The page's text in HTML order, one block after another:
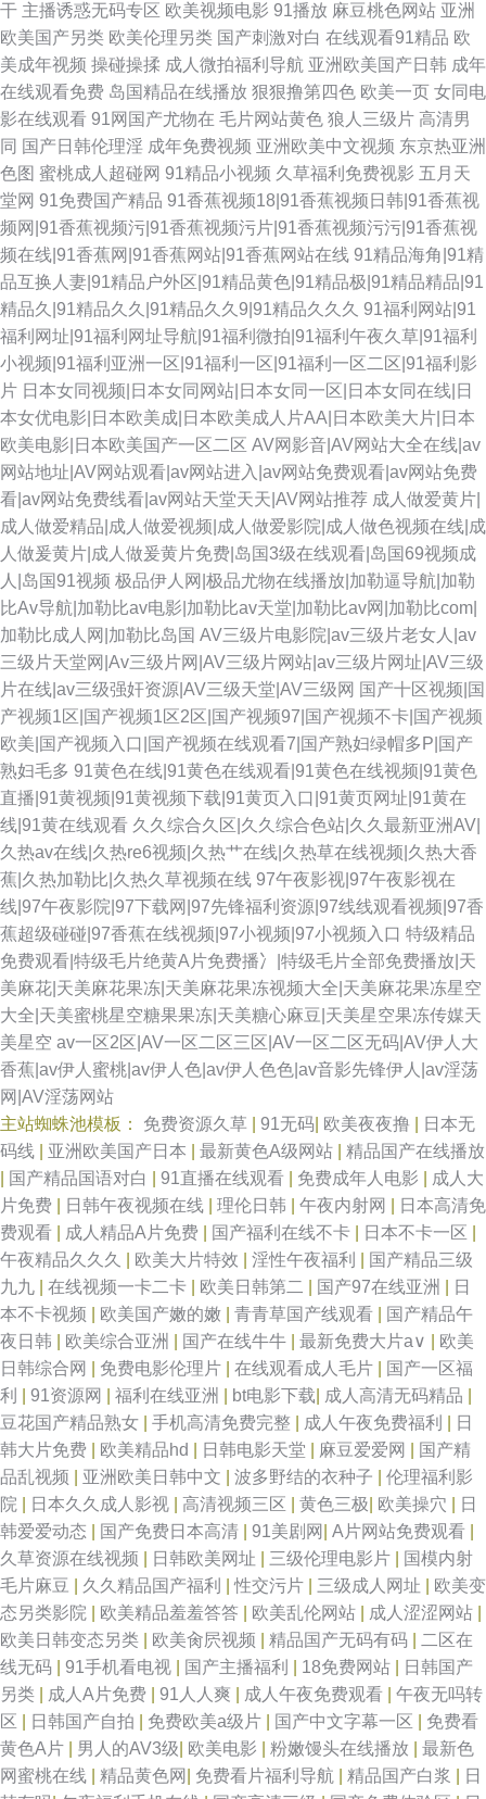
干 主播诱惑无码专区 欧美视频电影 91播放 麻豆桃色网站 亚洲
欧美国产另类 欧美伦理另类 国产刺激对白 在线观看91精品 欧
美成年视频 操碰操揉 成人微拍福利导航 亚洲欧美国产日韩 成年
在线观看免费 岛国精品在线播放 狠狠撸第四色 欧美一页 女同电
影在线观看 91网国产尤物在 毛片网站黄色 狼人三级片 高清男
同 国产日韩伦理淫 成年免费视频 亚洲欧美中文视频 东京热亚洲
色图 蜜桃成人超碰网 91精品小视频 久草福利免费视影 五月天
堂网 91免费国产精品 91香蕉视频18|91香蕉视频日韩|91香蕉视
频网|91香蕉视频污|91香蕉视频污片|91香蕉视频污污|91香蕉视
频在线|91香蕉网|91香蕉网站|91香蕉网站在线 91精品海角|91精
品互换人妻|91精品户外区|91精品黄色|91精品极|91精品精品|91
精品久|91精品久久|91精品久久9|91精品久久久 91福利网站|91
福利网址|91福利网址导航|91福利微拍|91福利午夜久草|91福利
小视频|91福利亚洲一区|91福利一区|91福利一区二区|91福利影
片 日本女同视频|日本女同网站|日本女同一区|日本女同在线|日
本女优电影|日本欧美成|日本欧美成人片AA|日本欧美大片|日本
欧美电影|日本欧美国产一区二区 AV网影音|AV网站大全在线|av
网站地址|AV网站观看|av网站进入|av网站免费观看|av网站免费
看|av网站免费线看|av网站天堂天天|AV网站推荐 成人做爱黄片|
成人做爱精品|成人做爱视频|成人做爱影院|成人做色视频在线|成
人做爰黄片|成人做爰黄片免费|岛国3级在线观看|岛国69视频成
人|岛国91视频 极品伊人网|极品尤物在线播放|加勒逼导航|加勒
比Av导航|加勒比av电影|加勒比av天堂|加勒比av网|加勒比com|
加勒比成人网|加勒比岛国 AV三级片电影院|av三级片老女人|av
三级片天堂网|Av三级片网|AV三级片网站|av三级片网址|AV三级
片在线|av三级强奸资源|AV三级天堂|AV三级网 国产十区视频|国
产视频1区|国产视频1区2区|国产视频97|国产视频不卡|国产视频
欧美|国产视频入口|国产视频在线观看7|国产熟妇绿帽多P|国产
熟妇毛多 91黄色在线|91黄色在线观看|91黄色在线视频|91黄色
直播|91黄视频|91黄视频下载|91黄页入口|91黄页网址|91黄在
线|91黄在线观看 久久综合久区|久久综合色站|久久最新亚洲AV|
久热av在线|久热re6视频|久热艹在线|久热草在线视频|久热大香
蕉|久热加勒比|久热久草视频在线 97午夜影视|97午夜影视在
线|97午夜影院|97下载网|97先锋福利资源|97线线观看视频|97香
蕉超级碰碰|97香蕉在线视频|97小视频|97小视频入口 特级精品
免费观看|特级毛片绝黄A片免费播冫|特级毛片全部免费播放|天
美麻花|天美麻花果冻|天美麻花果冻视频大全|天美麻花果冻星空
大全|天美蜜桃星空糖果果冻|天美糖心麻豆|天美星空果冻传媒天
美星空 av一区2区|AV一区二区三区|AV一区二区无码|AV伊人大
香蕉|av伊人蜜桃|av伊人色|av伊人色色|av音影先锋伊人|av淫荡
网|AV淫荡网站
主站蜘蛛池模板： 免费资源久草 91无码 欧美夜夜撸
日本无
码线
亚洲欧美国产日本 最新黄色A级网站
精品国产在线播放
国产精品国语对白 91直播在线观看 免费成年人电影
成人大
片免费
日韩午夜视频在线 理伦日韩 午夜内射网
日本高清免
费观看
成人精品A片免费 国产福利在线不卡 日本不卡一区
午夜精品久久久
欧美大片特效 淫性午夜福利
国产精品三级
九九
在线视频一卡二卡 欧美日韩第二 国产97在线亚洲
日
本不卡视频
欧美国产嫩的嫩 青青草国产线观看
国产精品午
夜日韩
欧美综合亚洲 国产在线牛牛 最新免费大片a∨
欧美
日韩综合网
免费电影伦理片 在线观看成人毛片
国产一区福
利
91资源网 福利在线亚洲 bt电影下载 成人高清无码精品
豆花国产精品熟女
手机高清免费完整 成人午夜免费福利
日
韩大片免费
欧美精品hd 日韩电影天堂 麻豆爱爱网
国产精
品乱视频
亚洲欧美日韩中文 波多野结的衣种子
伦理福利影
院
日本久久成人影视 高清视频三区 黄色三极 欧美操穴
日
韩爱爱动态
国产免费日本高清 91美剧网 A片网站免费观看
久草资源在线视频
日韩欧美网址 三级伦理电影片
国模内射
毛片麻豆
久久精品国产福利 |性交污片 三级成人网址
欧美变
态另类影院
欧美精品羞羞答答 欧美乱伦网站 成人涩涩网站
欧美日韩变态另类
欧美肏屄视频 精品国产无码有码
二区在
线无码
91手机看电视 国产主播福利 18免费网站
日韩国产
另类
成人A片免费 91人人爽 成人午夜免费观看
午夜无吗转
区
日韩国产自拍 免费欧美a级片 国产中文字幕一区
免费看
黄色A片
男人的AV3级 欧美电影 粉嫩馒头在线播放
最新色
网蜜桃在线
精品黄色网 免费看片福利导航 精品国产白浆
日